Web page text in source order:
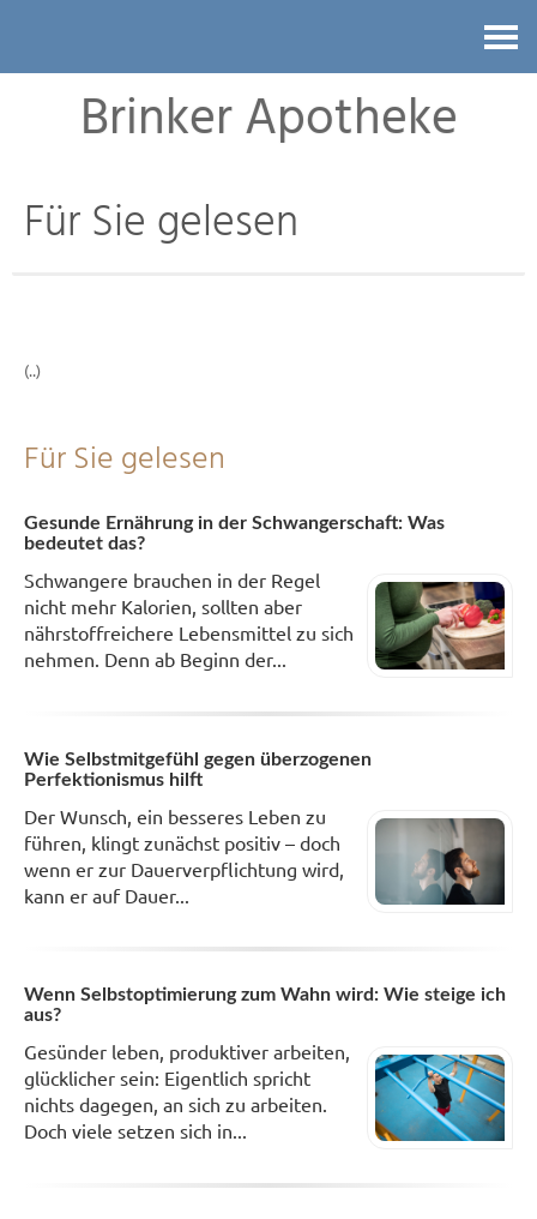
Brinker Apotheke
Für Sie gelesen
(..)
Für Sie gelesen
Gesunde Ernährung in der Schwangerschaft: Was
bedeutet das?
Schwangere brauchen in der Regel
nicht mehr Kalorien, sollten aber
nährstoffreichere Lebensmittel zu sich
nehmen. Denn ab Beginn der...
Wie Selbstmitgefühl gegen überzogenen
Perfektionismus hilft
Der Wunsch, ein besseres Leben zu
führen, klingt zunächst positiv – doch
wenn er zur Dauerverpflichtung wird,
kann er auf Dauer...
Wenn Selbstoptimierung zum Wahn wird: Wie steige ich
aus?
Gesünder leben, produktiver arbeiten,
glücklicher sein: Eigentlich spricht
nichts dagegen, an sich zu arbeiten.
Doch viele setzen sich in...